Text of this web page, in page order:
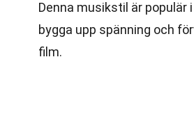
Denna musikstil är
bygga upp spänning och
film.